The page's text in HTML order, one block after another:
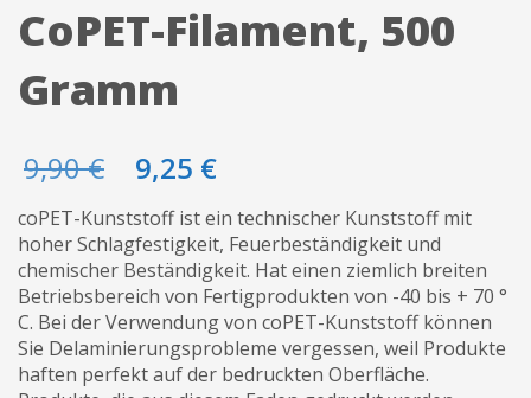
CoPET-Filament, 500
Gramm
9,90€ Ursprünglicher
Preis
war:
9,90 €
9,25 €
ist:
9,25 €.
coPET-Kunststoff ist ein technischer Kunststoff mit
hoher Schlagfestigkeit, Feuerbeständigkeit und
chemischer Beständigkeit. Hat einen ziemlich breiten
Betriebsbereich von Fertigprodukten von -40 bis + 70 °
C. Bei der Verwendung von coPET-Kunststoff können
Sie Delaminierungsprobleme vergessen, weil Produkte
haften perfekt auf der bedruckten Oberfläche.